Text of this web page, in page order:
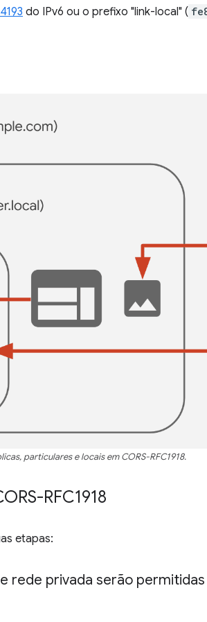
do IPv6 ou o prefixo "link-local" (
particulares e locais em CORS-RFC1918.
RFC1918
etapas:
rede privada serão